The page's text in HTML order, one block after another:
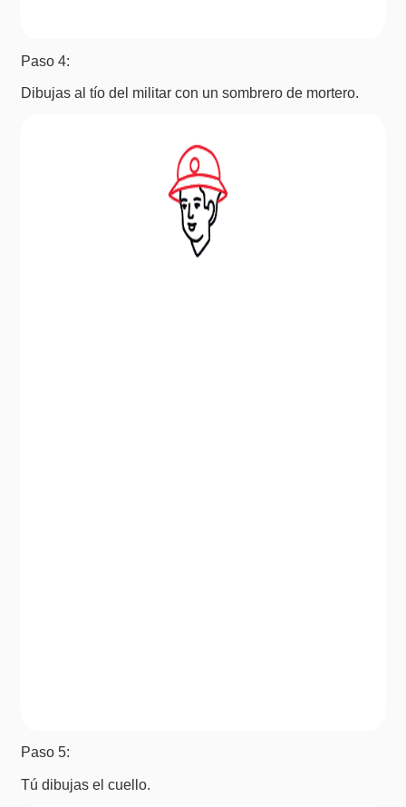
Paso 4:
Dibujas al tío del militar con un sombrero de mortero.
Paso 5:
Tú dibujas el cuello.